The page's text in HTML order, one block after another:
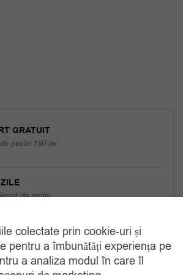
GRATUIT
peste 150 lei
de motiv
TELEFONIC
colectate prin cookie-uri și
pentru a îmbunătăți experiența pe
a analiza modul în care îl